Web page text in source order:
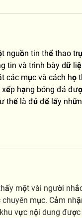
nguồn tin thể thao
tin và trình bày dữ
các mục và cách họ
hạng bóng đá
thế là đủ để lấy
một vài người
mục. Cảm
vực nội dung được